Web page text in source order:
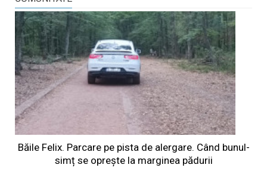
Băile Felix. Parcare pe pista de alergare. Când bunul-
simț se oprește la marginea pădurii